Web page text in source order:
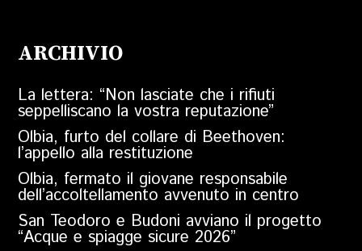
ARCHIVIO
La lettera: “Non lasciate che i rifiuti
seppelliscano la vostra reputazione”
Olbia, furto del collare di Beethoven:
l’appello alla restituzione
Olbia, fermato il giovane responsabile
dell’accoltellamento avvenuto in centro
San Teodoro e Budoni avviano il progetto
“Acque e spiagge sicure 2026”